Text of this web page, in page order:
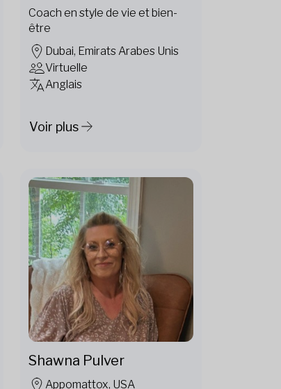
Coach en style de vie et bien-
être
Dubai, Emirats Arabes Unis
Virtuelle
Anglais
Voir plus
Shawna Pulver
Appomattox, USA